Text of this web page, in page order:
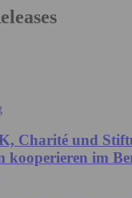
Charité und
kooperieren im